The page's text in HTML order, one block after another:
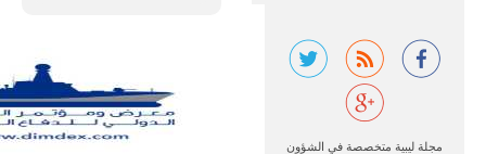
مجلة ليبية متخصصة في الشؤون
مشاركة